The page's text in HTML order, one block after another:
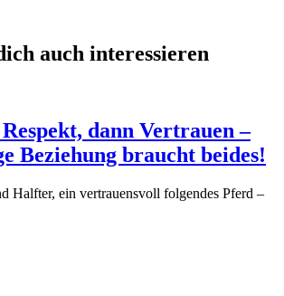
auch interessieren
dann Vertrauen –
Beziehung braucht beides!
Halfter, ein vertrauensvoll folgendes Pferd –